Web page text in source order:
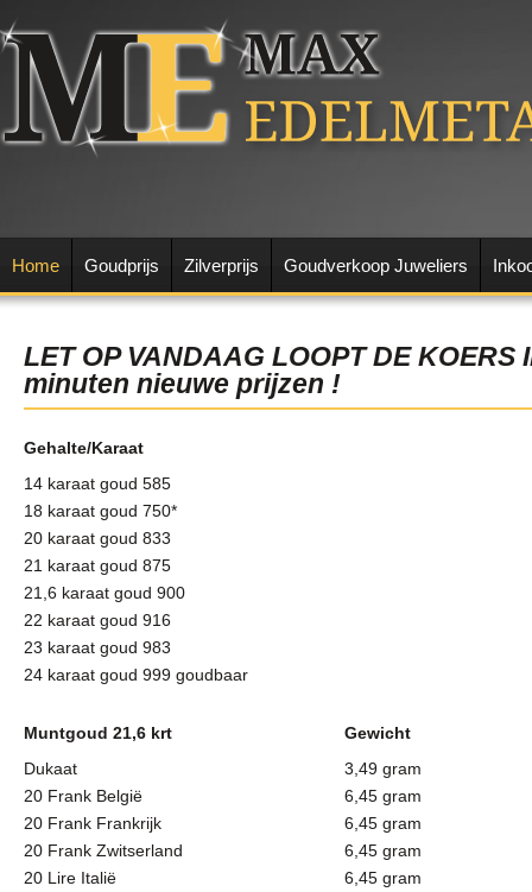
Home Goudprijs Zilverprijs Goudverkoop Juweliers
LET OP VANDAAG LOOPT DE KOERS
minuten nieuwe prijzen !
Gehalte/Karaat
14 karaat goud 585
18 karaat goud 750*
20 karaat goud 833
21 karaat goud 875
21,6 karaat goud 900
22 karaat goud 916
23 karaat goud 983
24 karaat goud 999 goudbaar
Muntgoud 21,6 krt
Gewicht
Dukaat
3,49 gram
20 Frank België
6,45 gram
20 Frank Frankrijk
6,45 gram
20 Frank Zwitserland
6,45 gram
20 Lire Italië
6,45 gram